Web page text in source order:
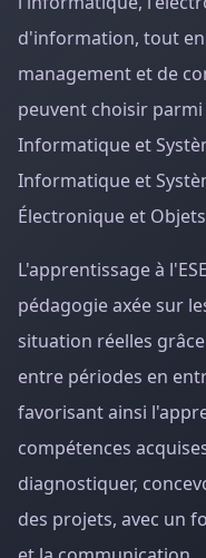
d'information, tout
management et de
peuvent choisir
Informatique et
Informatique et
Électronique et
L'apprentissage à
pédagogie axée sur
situation réelles
entre périodes en
favorisant ainsi
compétences
diagnostiquer,
des projets, avec un